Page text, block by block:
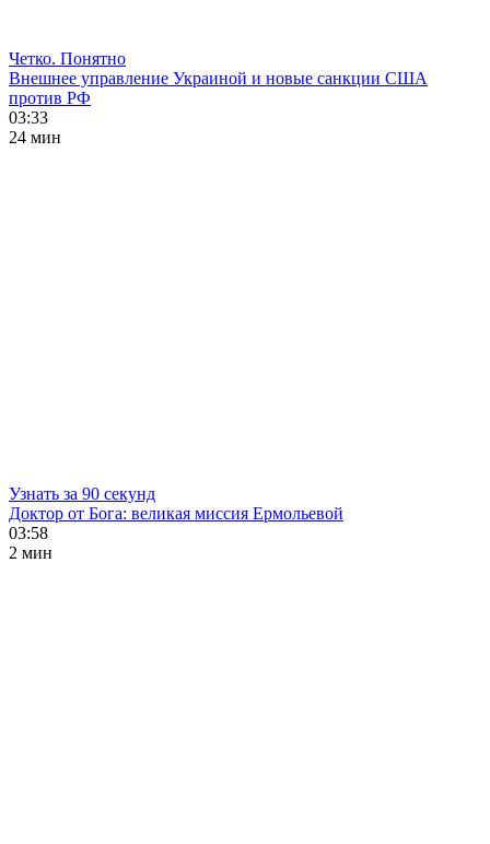
Четко. Понятно
Внешнее управление Украиной и новые санкции США
против РФ
03:33
24 мин
Узнать за 90 секунд
Доктор от Бога: великая миссия Ермольевой
03:58
2 мин